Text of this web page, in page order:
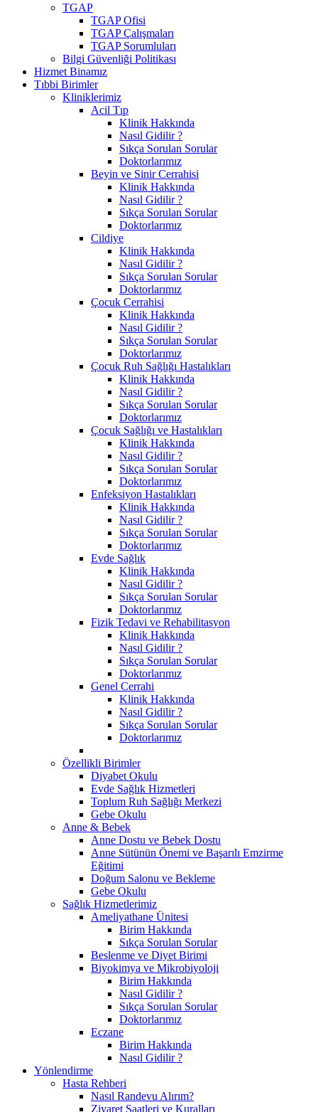
TGAP
TGAP Ofisi
TGAP Çalışmaları
TGAP Sorumluları
Bilgi Güvenliği Politikası
Hizmet Binamız
Tıbbi Birimler
Kliniklerimiz
Acil Tıp
Klinik Hakkında
Nasıl Gidilir ?
Sıkça Sorulan Sorular
Doktorlarımız
Beyin ve Sinir Cerrahisi
Klinik Hakkında
Nasıl Gidilir ?
Sıkça Sorulan Sorular
Doktorlarımız
Cildiye
Klinik Hakkında
Nasıl Gidilir ?
Sıkça Sorulan Sorular
Doktorlarımız
Çocuk Cerrahisi
Klinik Hakkında
Nasıl Gidilir ?
Sıkça Sorulan Sorular
Doktorlarımız
Çocuk Ruh Sağlığı Hastalıkları
Klinik Hakkında
Nasıl Gidilir ?
Sıkça Sorulan Sorular
Doktorlarımız
Çocuk Sağlığı ve Hastalıkları
Klinik Hakkında
Nasıl Gidilir ?
Sıkça Sorulan Sorular
Doktorlarımız
Enfeksiyon Hastalıkları
Klinik Hakkında
Nasıl Gidilir ?
Sıkça Sorulan Sorular
Doktorlarımız
Evde Sağlık
Klinik Hakkında
Nasıl Gidilir ?
Sıkça Sorulan Sorular
Doktorlarımız
Fizik Tedavi ve Rehabilitasyon
Klinik Hakkında
Nasıl Gidilir ?
Sıkça Sorulan Sorular
Doktorlarımız
Genel Cerrahi
Klinik Hakkında
Nasıl Gidilir ?
Sıkça Sorulan Sorular
Doktorlarımız
Özellikli Birimler
Diyabet Okulu
Evde Sağlık Hizmetleri
Toplum Ruh Sağlığı Merkezi
Gebe Okulu
Anne & Bebek
Anne Dostu ve Bebek Dostu
Anne Sütünün Önemi ve Başarılı Emzirme
Eğitimi
Doğum Salonu ve Bekleme
Gebe Okulu
Sağlık Hizmetlerimiz
Ameliyathane Ünitesi
Birim Hakkında
Sıkça Sorulan Sorular
Beslenme ve Diyet Birimi
Biyokimya ve Mikrobiyoloji
Birim Hakkında
Nasıl Gidilir ?
Sıkça Sorulan Sorular
Doktorlarımız
Eczane
Birim Hakkında
Nasıl Gidilir ?
Yönlendirme
Hasta Rehberi
Nasıl Randevu Alırım?
Ziyaret Saatleri ve Kuralları